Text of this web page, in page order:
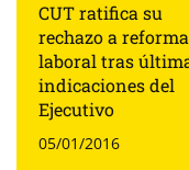
CUT ratifica su
rechazo a reforma
laboral tras
indicaciones del
Ejecutivo
05/01/2016